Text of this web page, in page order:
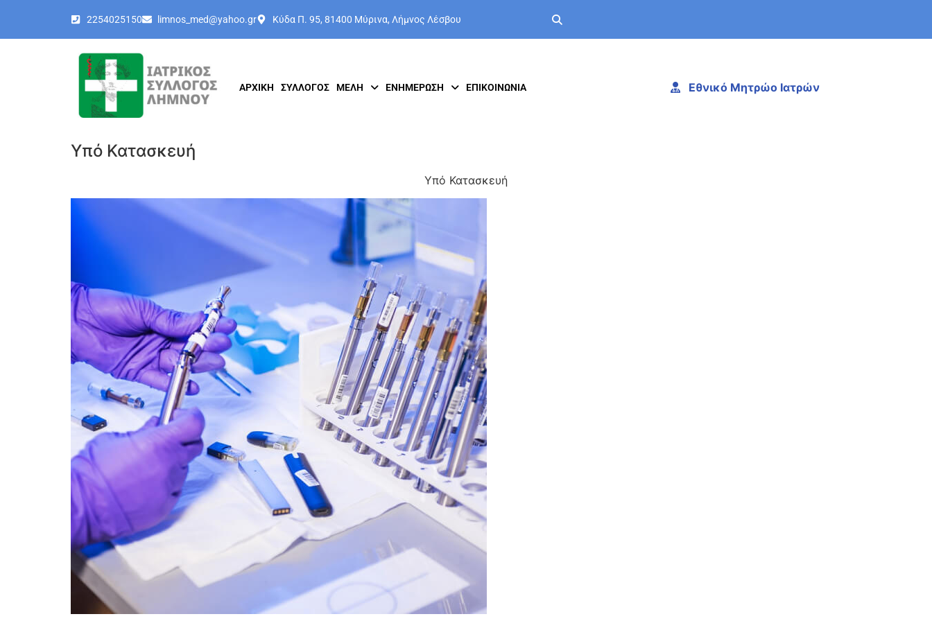
2254025150 limnos_med@yahoo.gr Κύδα Π. 95, 81400 Μύρινα, Λήμνος Λέσβου
ΑΡΧΙΚΗ ΣΥΛΛΟΓΟΣ ΜΈΛΗ ΕΝΗΜΈΡΩΣΗ ΕΠΙΚΟΙΝΩΝΙΑ Εθνικό Μητρώο Ιατρών
Υπό Κατασκευή
Υπό Κατασκευή